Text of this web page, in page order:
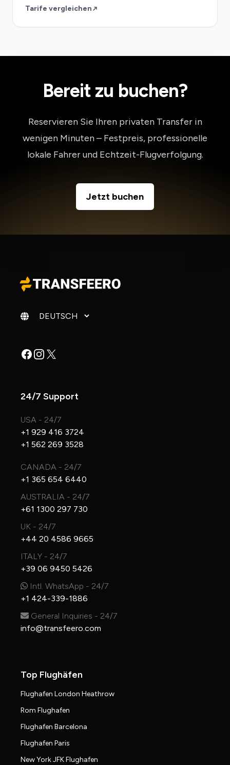
Tarife vergleichen
Bereit zu buchen?
Reservieren Sie Ihren privaten Transfer in
wenigen Minuten – Festpreis, professionelle
lokale Fahrer und Echtzeit-Flugverfolgung.
Jetzt buchen
Sprache ändern
Facebook
Instagram
X
24/7 Support
USA - 24/7
+1 929 416 3724
+1 562 269 3528
CANADA - 24/7
+1 365 654 6440
AUSTRALIA - 24/7
+61 1300 297 730
UK - 24/7
+44 20 4586 9665
ITALY - 24/7
+39 06 9450 5426
Intl. WhatsApp - 24/7
+1 424-339-1886
General Inquiries - 24/7
info@transfeero.com
Top Flughäfen
Flughafen London Heathrow
Rom Flughafen
Flughafen Barcelona
Flughafen Paris
New York JFK Flughafen